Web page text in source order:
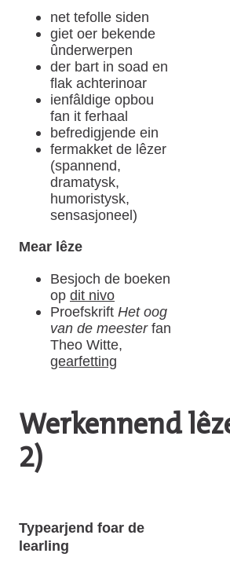
net tefolle siden
giet oer bekende
ûnderwerpen
der bart in soad en
flak achterinoar
ienfâldige opbou
fan it ferhaal
befredigjende ein
fermakket de lêzer
(spannend,
dramatysk,
humoristysk,
sensasjoneel)
Mear lêze
Besjoch de boeken
op dit nivo
Proefskrift Het oog
van de meesterfan
Theo Witte,
gearfetting
Werkennend
2)
Typearjend foar de
learling